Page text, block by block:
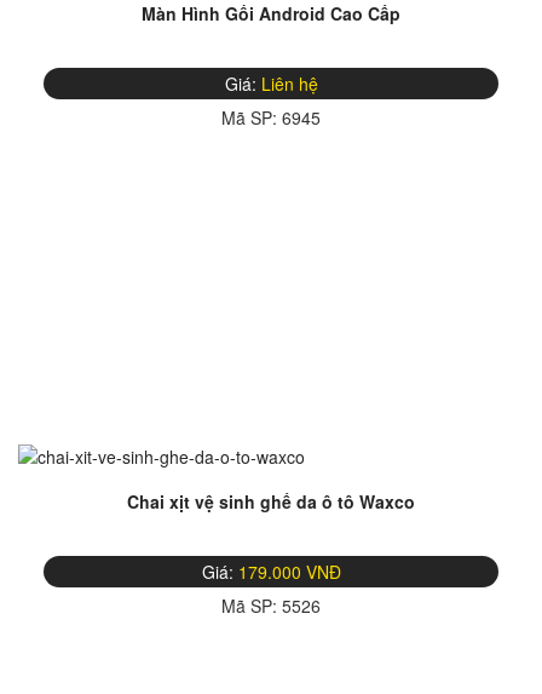
Màn Hình Gối Android Cao Cấp
Giá: Liên hệ
Mã SP: 6945
Chai xịt vệ sinh ghế da ô tô Waxco
Giá: 179.000 VNĐ
Mã SP: 5526